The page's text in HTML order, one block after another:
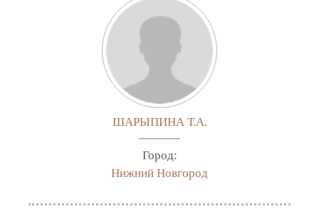
ШАРЫПИНА Т.А.
Город:
Нижний Новгород